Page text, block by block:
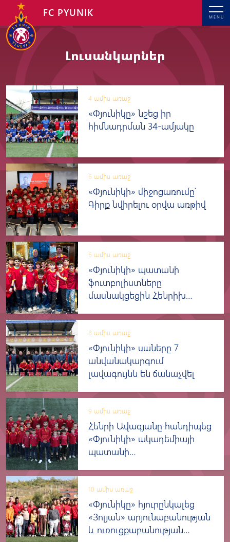
MENU
FC PYUNIK
Լուսանկարներ
4 ամիս առաջ
«Փյունիկը» նշեց իր
հիմնադրման 34-ամյակը
6 ամիս առաջ
«Փյունիկի» միջոցառումը՝
Գիրք նվիրելու օրվա առթիվ
6 ամիս առաջ
«Փյունիկի» պատանի
ֆուտբոլիստները
մասնակցեցին Հենրիխ
շնորհանդեսին
8 ամիս առաջ
«Փյունիկի» սաները 7
անվանակարգում
լավագույնն են ճանաչվել
9 ամիս առաջ
Հենրի Ավագյանը հանդիպեց
«Փյունիկի» ակադեմիայի
պատանի
10 ամիս առաջ
«Փյունիկը» հյուրընկալեց
«Յոլյան» արյունաբանության
և ուռուցքաբանության